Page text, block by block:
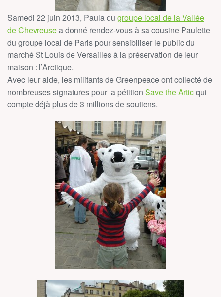
Samedi 22 juin 2013, Paula du groupe local de la Vallée
de Chevreusea donné rendez-vous à sa cousine Paulette
du groupe local de Paris pour sensibiliser le public du
marché St Louis de Versailles à la préservation de leur
maison : l’Arctique.
Avec leur aide, les militants de Greenpeace ont collecté de
nombreuses signatures pour la pétition Save the Articqui
compte déjà plus de 3 millions de soutiens.